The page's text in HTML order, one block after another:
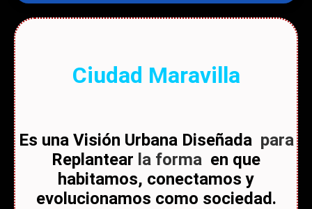
Ciudad Maravilla
Es una Visión Urbana Diseñada para
Replantear la forma en que
habitamos, conectamos y
evolucionamos como sociedad.